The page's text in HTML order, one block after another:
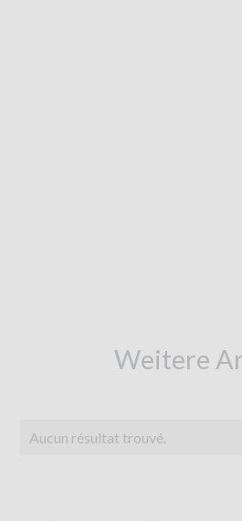
Weitere
Aucun résultat trouvé.